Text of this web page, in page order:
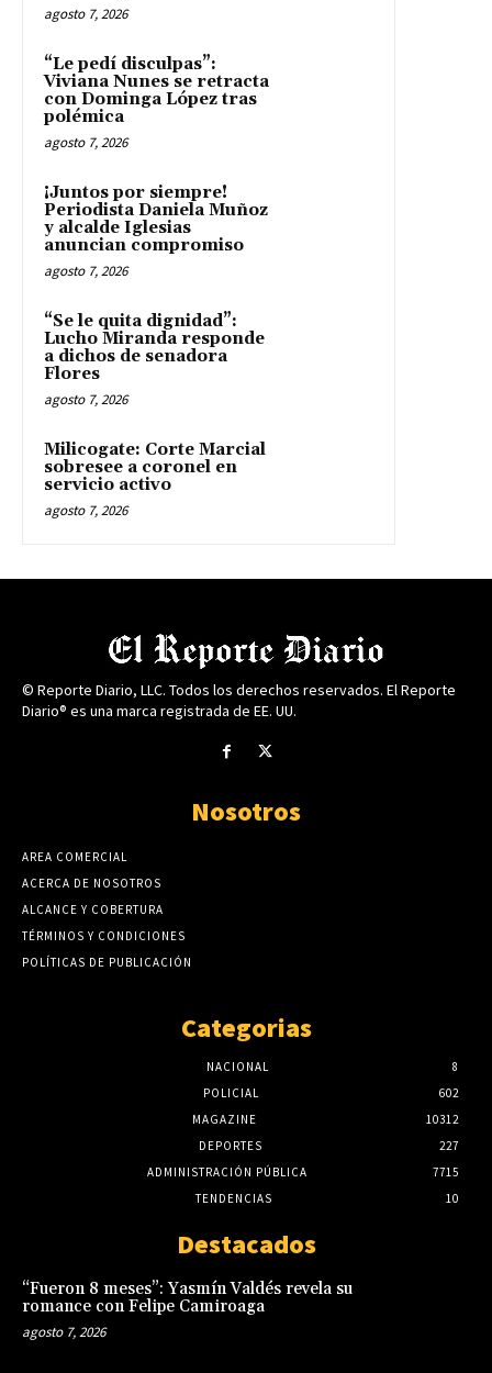
agosto 7, 2026
“Le pedí disculpas”:
Viviana Nunes se retracta
con Dominga López tras
polémica
agosto 7, 2026
¡Juntos por siempre!
Periodista Daniela Muñoz
y alcalde Iglesias
anuncian compromiso
agosto 7, 2026
“Se le quita dignidad”:
Lucho Miranda responde
a dichos de senadora
Flores
agosto 7, 2026
Milicogate: Corte Marcial
sobresee a coronel en
servicio activo
agosto 7, 2026
© Reporte Diario, LLC. Todos los derechos reservados. El Reporte
Diario® es una marca registrada de EE. UU.
Nosotros
AREA COMERCIAL
ACERCA DE NOSOTROS
ALCANCE Y COBERTURA
TÉRMINOS Y CONDICIONES
POLÍTICAS DE PUBLICACIÓN
Categorias
NACIONAL
8
POLICIAL
602
MAGAZINE
10312
DEPORTES
227
ADMINISTRACIÓN PÚBLICA
7715
TENDENCIAS
10
Destacados
“Fueron 8 meses”: Yasmín Valdés revela su
romance con Felipe Camiroaga
agosto 7, 2026